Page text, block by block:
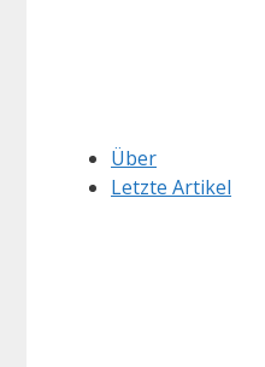
Über
Letzte Artikel